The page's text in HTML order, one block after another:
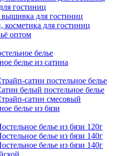
гостиниц
для гостиниц
косметика для гостиниц
оптом
белье
белье из сатина
сатин постельное белье
белый постельное белье
сатин смесовый
белье из бязи
белье из бязи 120г
белье из бязи 140г
белье из бязи 140г